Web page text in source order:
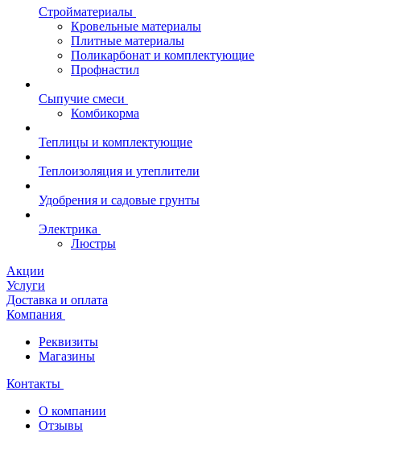
Стройматериалы
Кровельные материалы
Плитные материалы
Поликарбонат и комплектующие
Профнастил
Сыпучие смеси
Комбикорма
Теплицы и комплектующие
Теплоизоляция и утеплители
Удобрения и садовые грунты
Электрика
Люстры
Акции
Услуги
Доставка и оплата
Компания
Реквизиты
Магазины
Контакты
О компании
Отзывы